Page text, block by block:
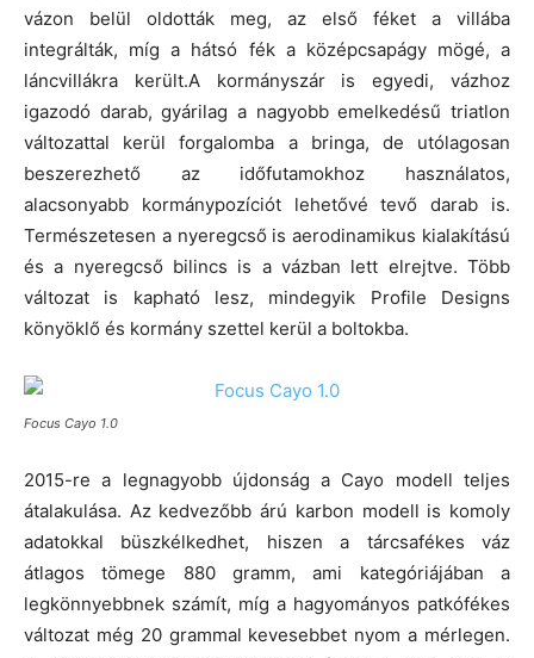
vázon belül oldották meg, az első féket a villába
integrálták, míg a hátsó fék a középcsapágy mögé, a
láncvillákra került.A kormányszár is egyedi, vázhoz
igazodó darab, gyárilag a nagyobb emelkedésű triatlon
változattal kerül forgalomba a bringa, de utólagosan
beszerezhető az időfutamokhoz használatos,
alacsonyabb kormánypozíciót lehetővé tevő darab is.
Természetesen a nyeregcső is aerodinamikus kialakítású
és a nyeregcső bilincs is a vázban lett elrejtve. Több
változat is kapható lesz, mindegyik Profile Designs
könyöklő és kormány szettel kerül a boltokba.
Focus Cayo 1.0
2015-re a legnagyobb újdonság a Cayo modell teljes
átalakulása. Az kedvezőbb árú karbon modell is komoly
adatokkal büszkélkedhet, hiszen a tárcsafékes váz
átlagos tömege 880 gramm, ami kategóriájában a
legkönnyebbnek számít, míg a hagyományos patkófékes
változat még 20 grammal kevesebbet nyom a mérlegen.